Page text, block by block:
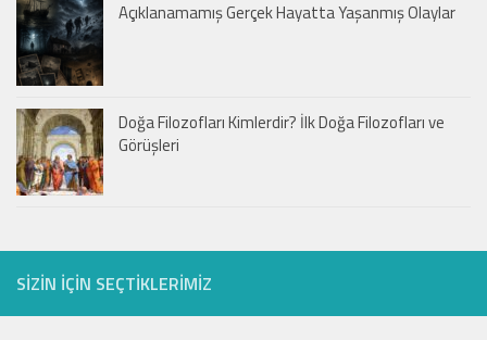
Açıklanamamış Gerçek Hayatta Yaşanmış Olaylar
Doğa Filozofları Kimlerdir? İlk Doğa Filozofları ve
Görüşleri
SIZIN IÇIN SEÇTIKLERIMIZ